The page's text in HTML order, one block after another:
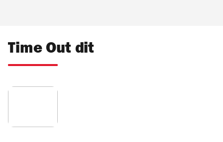
Time Out dit